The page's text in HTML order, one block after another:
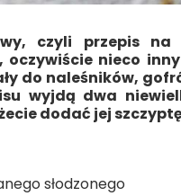
czyli przepis
oczywiście nieco
do naleśników,
wyjdą dwa
dodać jej
słodzonego